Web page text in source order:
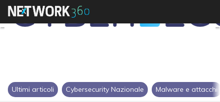
Ultimi articoli Cybersecurity Nazionale Malware e attacchi